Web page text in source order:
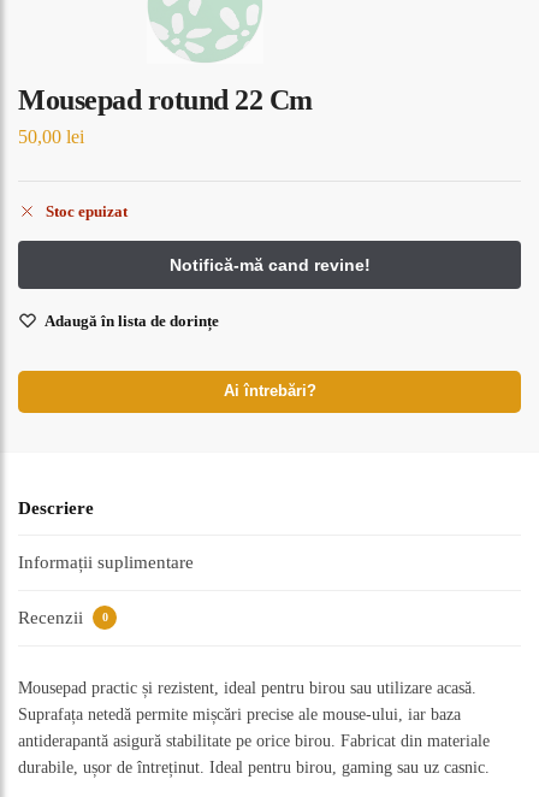
Mousepad rotund 22 Cm
50,00 lei
Stoc epuizat
Adaugă în lista de dorințe
Ai întrebări?
Descriere
Informații suplimentare
Recenzii 0
Mousepad practic și rezistent, ideal pentru birou sau utilizare acasă.
Suprafața netedă permite mișcări precise ale mouse-ului, iar baza
antiderapantă asigură stabilitate pe orice birou. Fabricat din materiale
durabile, ușor de întreținut. Ideal pentru birou, gaming sau uz casnic.